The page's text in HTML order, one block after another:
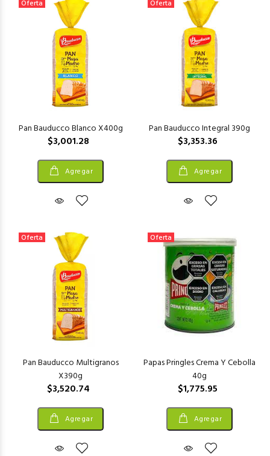
Oferta
Pan Bauducco Blanco X400g
$3,001.28
Agregar
Oferta
Pan Bauducco Integral 390g
$3,353.36
Agregar
Oferta
Pan Bauducco Multigranos
X390g
$3,520.74
Agregar
Oferta
Papas Pringles Crema Y Cebolla
40g
$1,775.95
Agregar